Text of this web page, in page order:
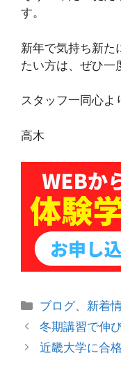
す。
新年で気持ち新た
たい方は、ぜひ一
スタッフ一同心よ
高木
カ
テ
ゴ
リ
ブログ、 新着
投
稿
冬期講習で伸
近畿大学に合